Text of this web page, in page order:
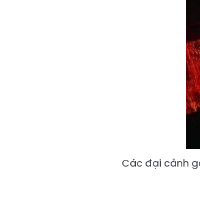
Các đại cảnh